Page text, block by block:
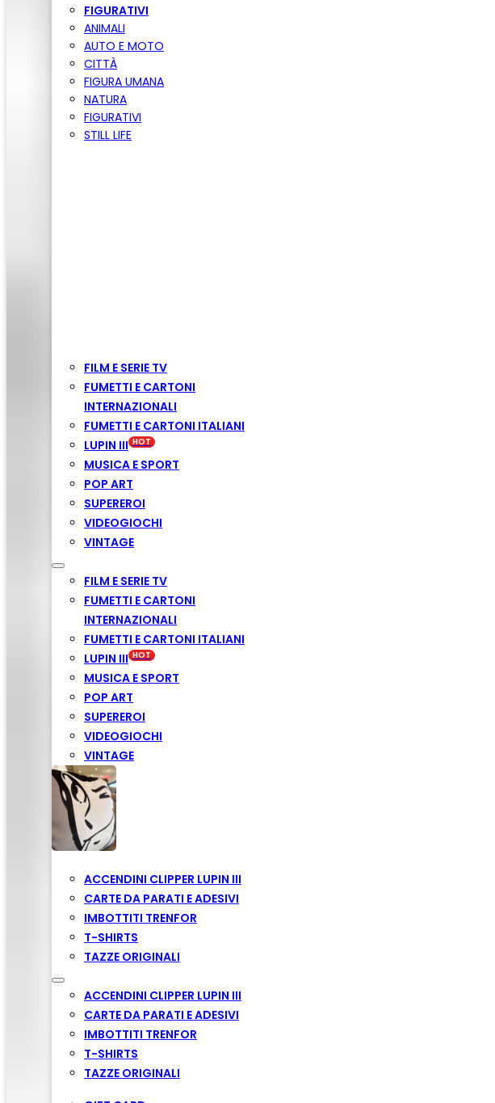
FIGURATIVI
ANIMALI
AUTO E MOTO
CITTÀ
FIGURA UMANA
NATURA
FIGURATIVI
STILL LIFE
FILM E SERIE TV
FUMETTI E CARTONI
INTERNAZIONALI
FUMETTI E CARTONI ITALIANI
LUPIN III
MUSICA E SPORT
POP ART
SUPEREROI
VIDEOGIOCHI
VINTAGE
FILM E SERIE TV
FUMETTI E CARTONI
INTERNAZIONALI
FUMETTI E CARTONI ITALIANI
LUPIN III
MUSICA E SPORT
POP ART
SUPEREROI
VIDEOGIOCHI
VINTAGE
ACCENDINI CLIPPER LUPIN III
CARTE DA PARATI E ADESIVI
IMBOTTITI TRENFOR
T-SHIRTS
TAZZE ORIGINALI
ACCENDINI CLIPPER LUPIN III
CARTE DA PARATI E ADESIVI
IMBOTTITI TRENFOR
T-SHIRTS
TAZZE ORIGINALI